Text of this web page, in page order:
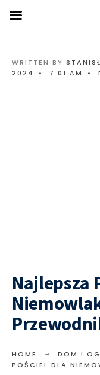
WRITTEN BY
2024
• 7:01 AM •
Najlepsza
HOME DOM I
POŚCIEL DLA